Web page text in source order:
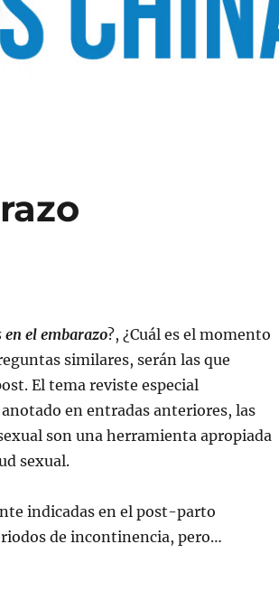
en el embarazo?, ¿Cuál es el momento
similares, serán las que
El tema reviste especial
en entradas anteriores, las
son una herramienta apropiada
sexual.
indicadas en el post-parto
de incontinencia, pero…